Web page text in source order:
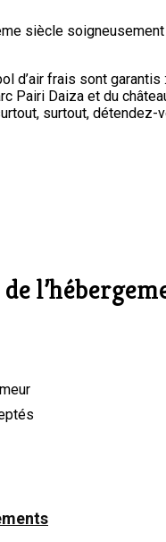
siècle
d’air frais sont
Pairi Daiza et du
surtout,